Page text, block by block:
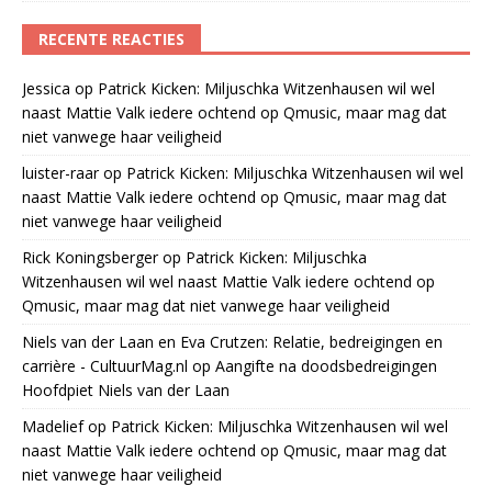
RECENTE REACTIES
Jessica op Patrick Kicken: Miljuschka Witzenhausen wil wel
naast Mattie Valk iedere ochtend op Qmusic, maar mag dat
niet vanwege haar veiligheid
luister-raarop Patrick Kicken: Miljuschka Witzenhausen wil wel
naast Mattie Valk iedere ochtend op Qmusic, maar mag dat
niet vanwege haar veiligheid
Rick Koningsbergerop Patrick Kicken: Miljuschka
Witzenhausen wil wel naast Mattie Valk iedere ochtend op
Qmusic, maar mag dat niet vanwege haar veiligheid
Niels van der Laan en Eva Crutzen: Relatie, bedreigingen en
carrière - CultuurMag.nl op Aangifte na doodsbedreigingen
Hoofdpiet Niels van der Laan
Madeliefop Patrick Kicken: Miljuschka Witzenhausen wil wel
naast Mattie Valk iedere ochtend op Qmusic, maar mag dat
niet vanwege haar veiligheid